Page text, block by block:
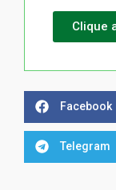
Clique
Facebook
Telegram